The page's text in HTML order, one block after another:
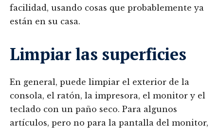
facilidad, usando cosas que probablemente ya
están en su casa.
Limpiar las superficies
En general, puede limpiar el exterior de la
consola, el ratón, la impresora, el monitor y el
teclado con un paño seco. Para algunos
artículos, pero no para la pantalla del monitor,